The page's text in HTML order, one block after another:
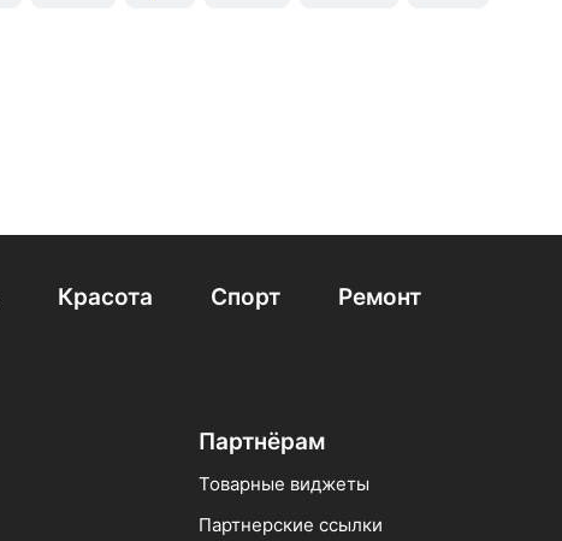
Красота Спорт
Ремонт
Партнёрам
Товарные виджеты
Партнерские ссылки